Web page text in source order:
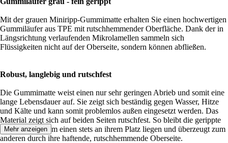
Mit der grauen Miniripp-Gummimatte erhalten Sie einen hochwertigen
Gummiläufer aus TPE mit rutschhemmender Oberfläche. Dank der in
Längsrichtung verlaufenden Mikrolamellen sammeln sich
Flüssigkeiten nicht auf der Oberseite, sondern können abfließen.
Robust, langlebig und rutschfest
Die Gummimatte weist einen nur sehr geringen Abrieb und somit eine
lange Lebensdauer auf. Sie zeigt sich beständig gegen Wasser, Hitze
und Kälte und kann somit problemlos außen eingesetzt werden. Das
Material zeigt sich auf beiden Seiten rutschfest. So bleibt die gerippte
Gummiplatte zum einen stets an ihrem Platz liegen und überzeugt zum
anderen durch ihre haftende, rutschhemmende Oberseite.
Mehr anzeigen